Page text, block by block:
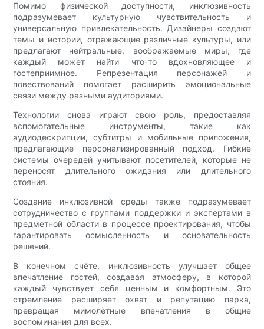
Помимо физической доступности, инклюзивность
подразумевает культурную чувствительность и
универсальную привлекательность. Дизайнеры создают
темы и истории, отражающие различные культуры, или
предлагают нейтральные, воображаемые миры, где
каждый может найти что-то вдохновляющее и
гостеприимное. Репрезентация персонажей и
повествований помогает расширить эмоциональные
связи между разными аудиториями.
Технологии снова играют свою роль, предоставляя
вспомогательные инструменты, такие как
аудиодескрипции, субтитры и мобильные приложения,
предлагающие персонализированный подход. Гибкие
системы очередей учитывают посетителей, которые не
переносят длительного ожидания или длительного
стояния.
Создание инклюзивной среды также подразумевает
сотрудничество с группами поддержки и экспертами в
предметной области в процессе проектирования, чтобы
гарантировать осмысленность и основательность
решений.
В конечном счёте, инклюзивность улучшает общее
впечатление гостей, создавая атмосферу, в которой
каждый чувствует себя ценным и комфортным. Это
стремление расширяет охват и репутацию парка,
превращая мимолётные впечатления в общие
воспоминания для всех.